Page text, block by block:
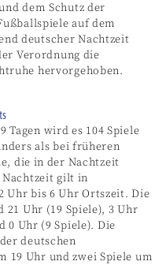
dem Schutz der
auf dem
deutscher Nachtzeit
Verordnung die
hervorgehoben.
Tagen wird es 104 Spiele
als bei früheren
die in der Nachtzeit
gilt in
Uhr bis 6 Uhr Ortszeit. Die
Uhr (19 Spiele), 3 Uhr
0 Uhr (9 Spiele). Die
deutschen
19 Uhr und zwei Spiele um